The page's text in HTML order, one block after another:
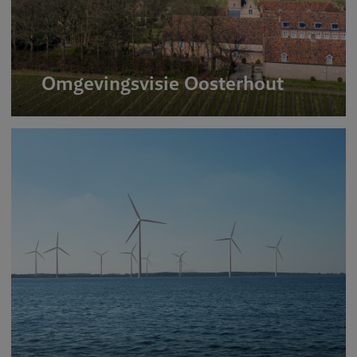
Omgevingsvisie Oosterhout